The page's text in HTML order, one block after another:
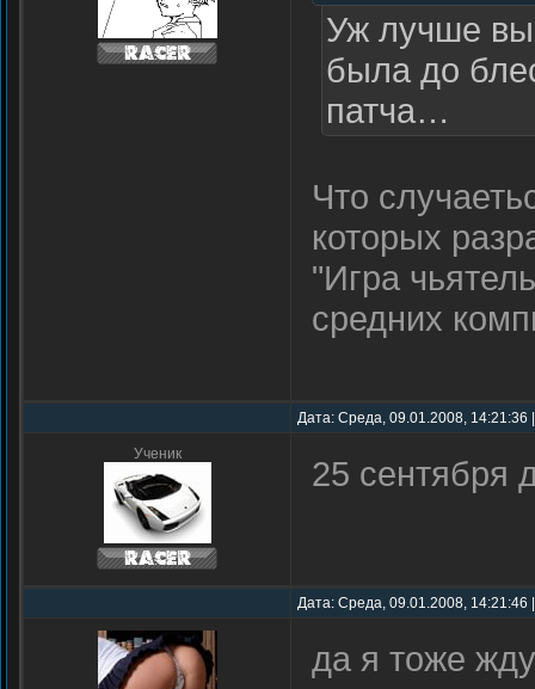
Уж лучше
была до
патча…
Что
которых
"Игра
средних
Дата: Среда, 09.01.2008,
Ученик 25 сентября
Дата: Среда, 09.01.2008,
да я тоже